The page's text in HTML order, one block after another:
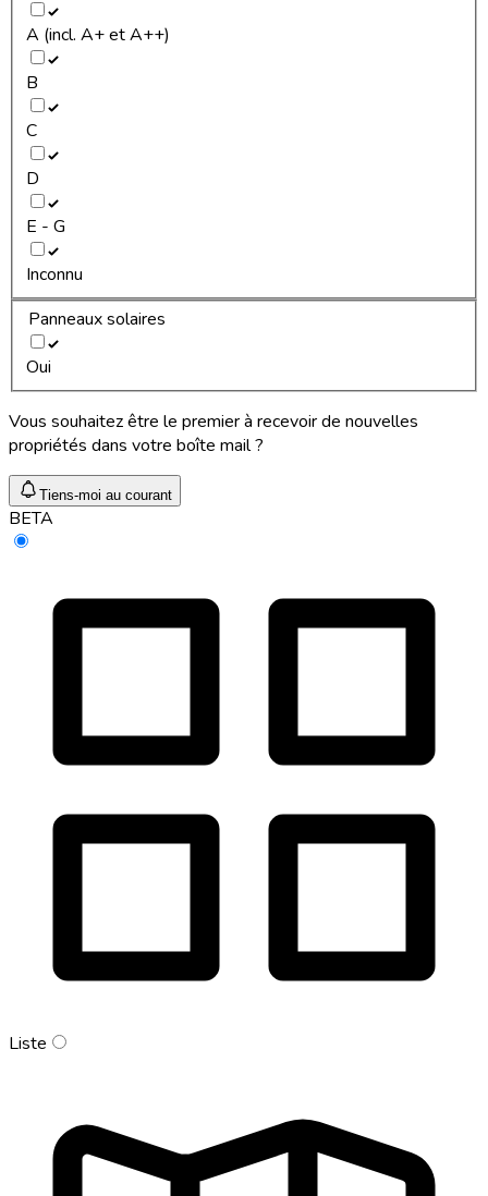
A (incl. A+ et A++)
B
C
D
E - G
Inconnu
Panneaux solaires
Oui
Vous souhaitez être le premier à recevoir de nouvelles
propriétés dans votre boîte mail ?
Tiens-moi au courant
BETA
Liste